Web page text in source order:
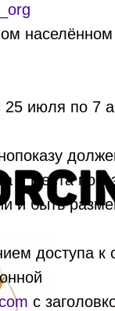
населённом
июля по 7
и места
и быть
доступа к
с